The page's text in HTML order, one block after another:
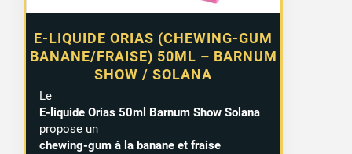
E-LIQUIDE ORIAS (CHEWING-GUM
BANANE/FRAISE) 50ML – BARNUM
SHOW / SOLANA
Le
E-liquide Orias 50ml Barnum Show Solana
propose un
chewing-gum à la banane et fraise